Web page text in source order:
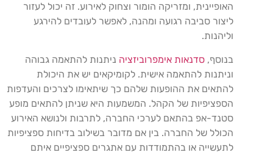
האופיינית, ומזריקה הומור וצחוק לאירוע. זה יכול לעזור
ליצור סביבה רגועה ומהנה, לאפשר לעובדים להירגע
וליהנות.
בנוסף, סדנאות אימפרוביזציה ניתנות להתאמה גבוהה
וניתנות להתאמה אישית. לקומיקאים יש את היכולת
להתאים את ההופעות שלהם כך שיתאימו לצרכים והעדפות
הספציפיות של הקהל. המשמעות היא שניתן להתאים מופע
סטנד-אפ בהתאם לערכי החברה, לתרבות ולנושא האירוע
הכולל של החברה. בין אם מדובר בשילוב בדיחות ספציפיות
לתעשייה או בהתמודדות עם אתגרים ספציפיים איתם